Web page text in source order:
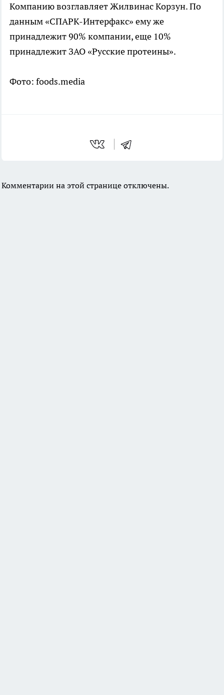
Компанию возглавляет Жилвинас Корзун. По
данным «СПАРК-Интерфакс» ему же
принадлежит 90% компании, еще 10%
принадлежит ЗАО «Русские протеины».
Фото: foods.media
Комментарии на этой странице отключены.